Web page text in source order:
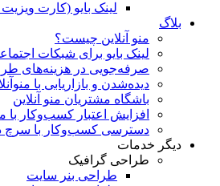
لینک بایو (کارت
بلاگ
منو آنلاین چیست؟
لینک بایو برای شبکات
صرفه‌جویی در هزینه‌های
دیده‌شدن و بازاریابی با
باشگاه مشتریان منو آنلاین
افزایش اعتبار کسب‌و‌کار با
دسترسی کسب‌و‌کار با سرچ در
دیگر خدمات
طراحی گرافیک
طراحی بنر سایت